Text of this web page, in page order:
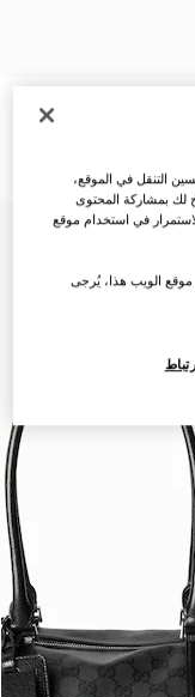
كبيرة الحجم من
الأولى
التنقل في الموقع،
لك بمشاركة المحتوى
في استخدام موقع
موقع الويب هذا، يُرجى